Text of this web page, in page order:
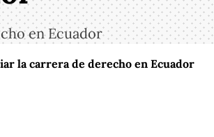
en Ecuador
la carrera de derecho en Ecuador